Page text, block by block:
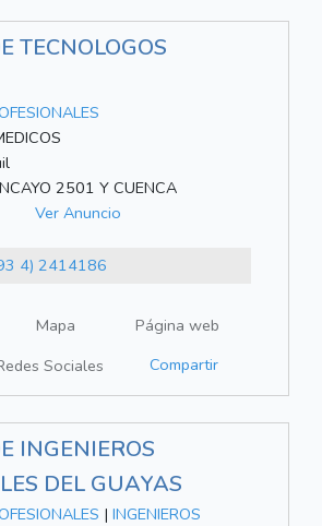
TECNOLOGOS
2501 Y CUENCA
Ver Anuncio
4) 2414186
Mapa
Página web
Sociales Compartir
INGENIEROS
DEL GUAYAS
| INGENIEROS